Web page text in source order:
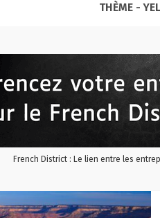
THÈME -
French District : Le lien entre les